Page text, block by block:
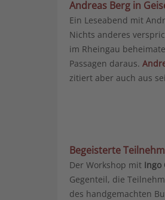
Andreas Berg in
Ein Leseabend mit
Nichts anderes
im Rheingau
Passagen daraus.
zitiert aber auch aus
Begeisterte
Der Workshop mit Ingo
Gegenteil, die
des handgemachten